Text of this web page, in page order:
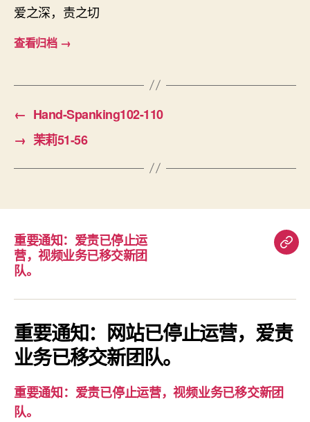
爱之深，责之切
查看归档 →
← Hand-Spanking102-110
→ 茉莉51-56
重要通知：爱责已停止运
营，视频业务已移交新团
队。
重
知：
爱
责
重要通知：网站已停止运营，爱责
业务已移交新团队。
重要通知：爱责已停止运营，视频业务已移交新团
队。